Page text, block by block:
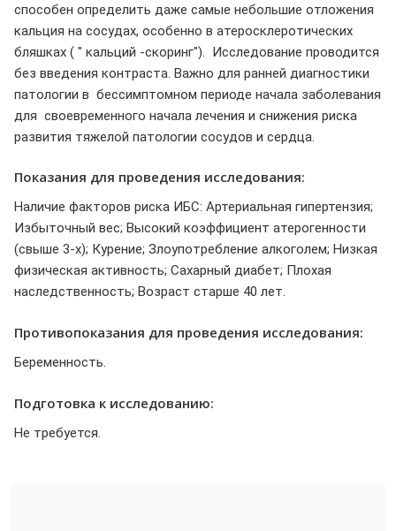
способен определить даже самые небольшие отложения
кальция на сосудах, особенно в атеросклеротических
бляшках ( " кальций -скоринг"). Исследование проводится
без введения контраста. Важно для ранней диагностики
патологии в бессимптомном периоде начала заболевания
для своевременного начала лечения и снижения риска
развития тяжелой патологии сосудов и сердца.
Показания для проведения исследования:
Наличие факторов риска ИБС: Артериальная гипертензия;
Избыточный вес; Высокий коэффициент атерогенности
(свыше 3-х); Курение; Злоупотребление алкоголем; Низкая
физическая активность; Сахарный диабет; Плохая
наследственность; Возраст старше 40 лет.
Противопоказания для проведения исследования:
Беременность.
Подготовка к исследованию:
Не требуется.